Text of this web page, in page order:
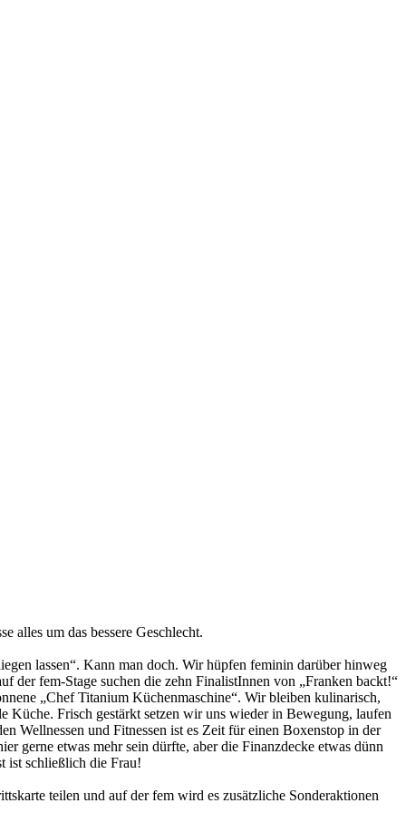
alles um das bessere Geschlecht.
lassen“. Kann man doch. Wir hüpfen feminin darüber hinweg
fem-Stage suchen die zehn FinalistInnen von „Franken backt!“
„Chef Titanium Küchenmaschine“. Wir bleiben kulinarisch,
Küche. Frisch gestärkt setzen wir uns wieder in Bewegung, laufen
Wellnessen und Fitnessen ist es Zeit für einen Boxenstop in der
gerne etwas mehr sein dürfte, aber die Finanzdecke etwas dünn
ist schließlich die Frau!
teilen und auf der fem wird es zusätzliche Sonderaktionen